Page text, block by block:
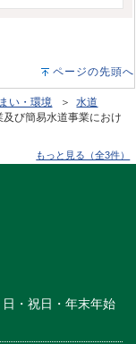
ページの先頭へ
い・環境 ＞水道
び簡易水道事業におけ
もっと見る（全3件）
・祝日・年末年始